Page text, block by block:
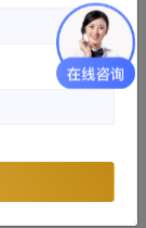
工间环境展示